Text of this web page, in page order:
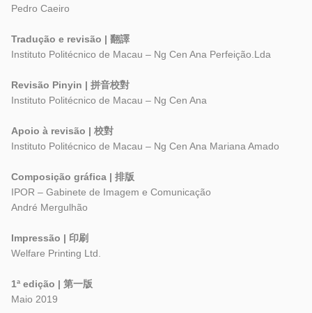
Pedro Caeiro
Tradução e revisão | 翻譯
Instituto Politécnico de Macau – Ng Cen Ana Perfeição.Lda
Revisão Pinyin | 拼音校對
Instituto Politécnico de Macau – Ng Cen Ana
Apoio à revisão | 校對
Instituto Politécnico de Macau – Ng Cen Ana Mariana Amado
Composição gráfica | 排版
IPOR – Gabinete de Imagem e Comunicação
André Mergulhão
Impressão | 印刷
Welfare Printing Ltd.
1ª edição | 第一版
Maio 2019